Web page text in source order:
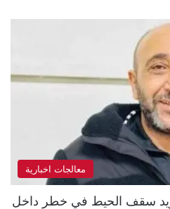
معالجات اخبارية
سقف الحيط في خطر داخل